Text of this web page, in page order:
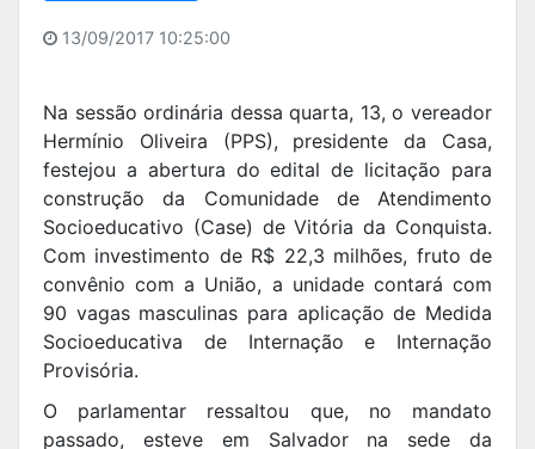
13/09/2017 10:25:00
Na sessão ordinária dessa quarta, 13, o vereador
Hermínio Oliveira (PPS), presidente da Casa,
festejou a abertura do edital de licitação para
construção da Comunidade de Atendimento
Socioeducativo (Case) de Vitória da Conquista.
Com investimento de R$ 22,3 milhões, fruto de
convênio com a União, a unidade contará com
90 vagas masculinas para aplicação de Medida
Socioeducativa de Internação e Internação
Provisória.
O parlamentar ressaltou que, no mandato
passado, esteve em Salvador na sede da